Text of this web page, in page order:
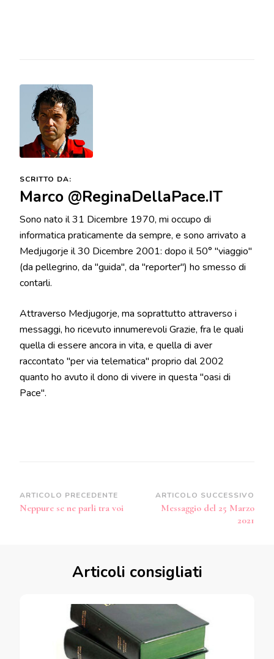
SCRITTO DA:
Marco @ReginaDellaPace.IT
Sono nato il 31 Dicembre 1970, mi occupo di
informatica praticamente da sempre, e sono arrivato a
Medjugorje il 30 Dicembre 2001: dopo il 50° "viaggio"
(da pellegrino, da "guida", da "reporter") ho smesso di
contarli.
Attraverso Medjugorje, ma soprattutto attraverso i
messaggi, ho ricevuto innumerevoli Grazie, fra le quali
quella di essere ancora in vita, e quella di aver
raccontato "per via telematica" proprio dal 2002
quanto ho avuto il dono di vivere in questa "oasi di
Pace".
Navigazione
articoli
ARTICOLO PRECEDENTE
Neppure se ne parli tra voi
ARTICOLO SUCCESSIVO
Messaggio del 25 Marzo
2021
Articoli consigliati